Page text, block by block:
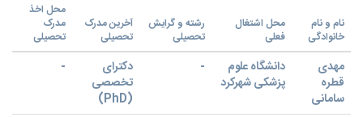
نام و نام
خانوادگی
محل اشتغال
فعلی
رشته و گرایش
تحصیلی
آخرین مدرک
تحصیلی
محل اخذ
مدرک
تحصیلی
مهدی
قطره
سامانی
دانشگاه علوم
پزشکی شهرکرد
-
دکترای
تخصصی
(PhD)
-